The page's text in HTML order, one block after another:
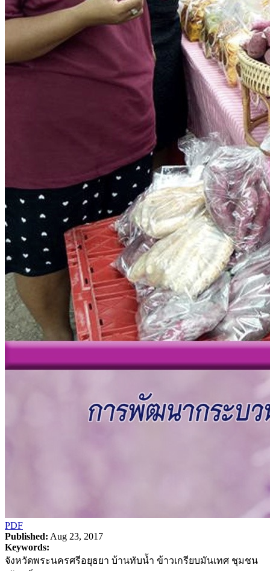
PDF
Published: Aug 23, 2017
Keywords:
จังหวัดพระนครศรีอยุธยา บ้านทับน้ำ ข้าวเกรียบมันเทศ ชุมชน